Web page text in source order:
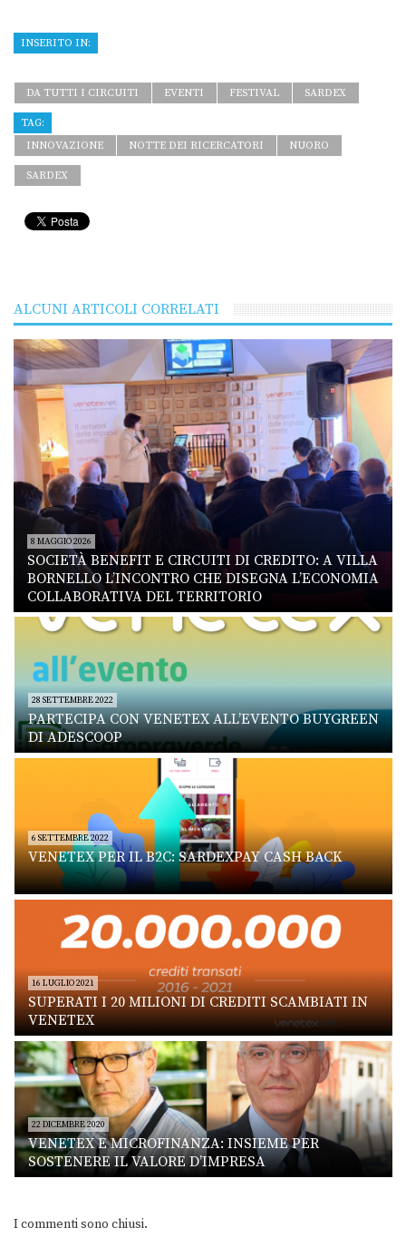
INSERITO IN:
DA TUTTI I CIRCUITI EVENTI FESTIVAL SARDEX
TAG:
INNOVAZIONE
NOTTE DEI RICERCATORI NUORO
SARDEX
ALCUNI ARTICOLI CORRELATI
8 MAGGIO 2026
SOCIETÀ BENEFIT E CIRCUITI DI CREDITO: A VILLA
BORNELLO L’INCONTRO CHE DISEGNA L’ECONOMIA
COLLABORATIVA DEL TERRITORIO
28 SETTEMBRE 2022
PARTECIPA CON VENETEX ALL’EVENTO BUYGREEN
DI ADESCOOP
6 SETTEMBRE 2022
VENETEX PER IL B2C: SARDEXPAY CASH BACK
16 LUGLIO 2021
SUPERATI I 20 MILIONI DI CREDITI SCAMBIATI IN
VENETEX
22 DICEMBRE 2020
VENETEX E MICROFINANZA: INSIEME PER
SOSTENERE IL VALORE D’IMPRESA
I commenti sono chiusi.